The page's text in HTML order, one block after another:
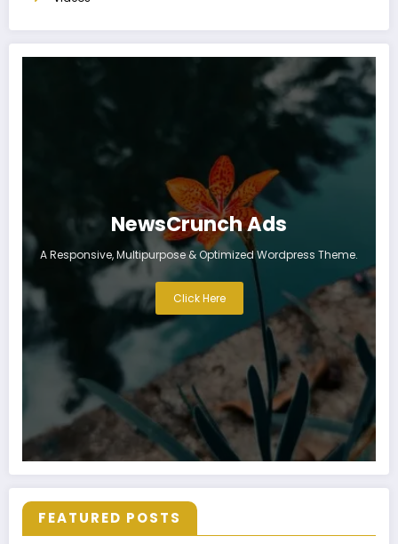
NewsCrunch Ads
A Responsive, Multipurpose & Optimized Wordpress Theme.
Click Here
FEATURED POSTS